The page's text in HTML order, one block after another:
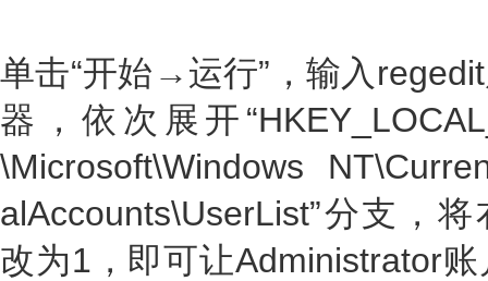
单击“开始→运行”，输入
器，依次展开
\Microsoft\Windows
alAccounts\UserList”分支，
改为1，即可让Administrator